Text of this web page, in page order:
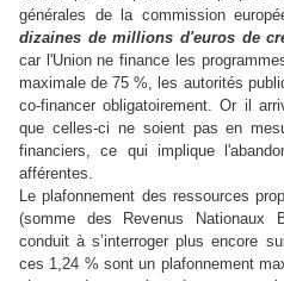
générales de la commission
dizaines de millions d'euros de
car l'Union ne finance les
maximale de 75 %, les autorités
co-financer obligatoirement. Or il
que celles-ci ne soient pas en
financiers, ce qui implique
afférentes.
Le plafonnement des ressources
(somme des Revenus Nationaux
conduit à s’interroger plus encore
ces 1,24 % sont un plafonnement